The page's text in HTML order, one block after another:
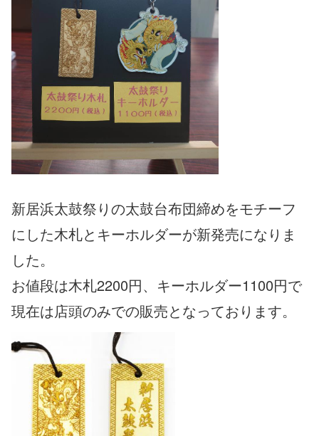
新居浜太鼓祭りの太鼓台布団締めをモチーフ
にした木札とキーホルダーが新発売になりま
した。
お値段は木札2200円、キーホルダー1100円で
現在は店頭のみでの販売となっております。